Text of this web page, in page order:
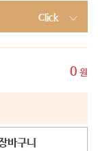
Click
0 원
바구니